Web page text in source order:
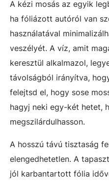
A kézi mosás az egyik
ha fóliázott autóról van
használatával
veszélyét. A víz, amit
keresztül alkalmazol,
távolságból irányítva,
felejtsd el, hogy sose
hagyj neki egy-két hetet,
megszilárdulhasson.
A hosszú távú tisztaság
elengedhetetlen. A
jól karbantartott fólia